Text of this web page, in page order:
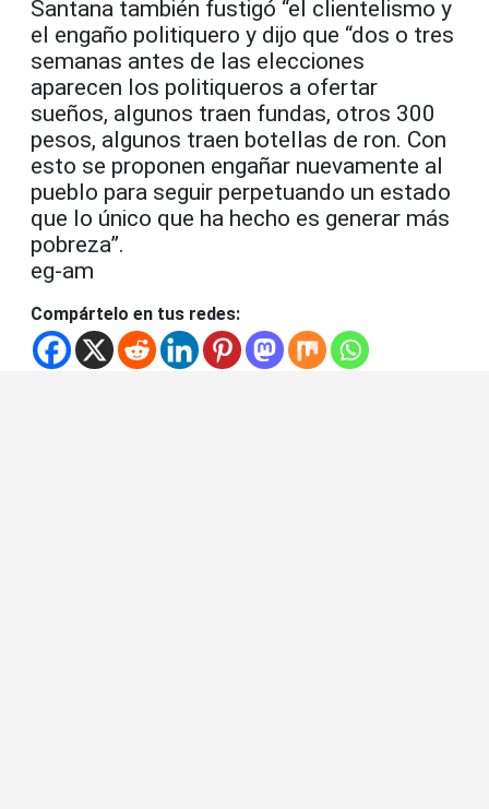
Santana también fustigó “el clientelismo y
el engaño politiquero y dijo que “dos o tres
semanas antes de las elecciones
aparecen los politiqueros a ofertar
sueños, algunos traen fundas, otros 300
pesos, algunos traen botellas de ron. Con
esto se proponen engañar nuevamente al
pueblo para seguir perpetuando un estado
que lo único que ha hecho es generar más
pobreza”.
eg-am
Compártelo en tus redes: